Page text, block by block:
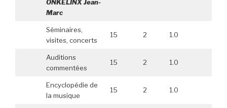
ONKELINX Jean-
Marc
Séminaires,
visites, concerts
15 2 1.0
Auditions
commentées
15 2 1.0
Encyclopédie de
la musique
15 2 1.0